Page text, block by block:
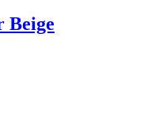
Beige